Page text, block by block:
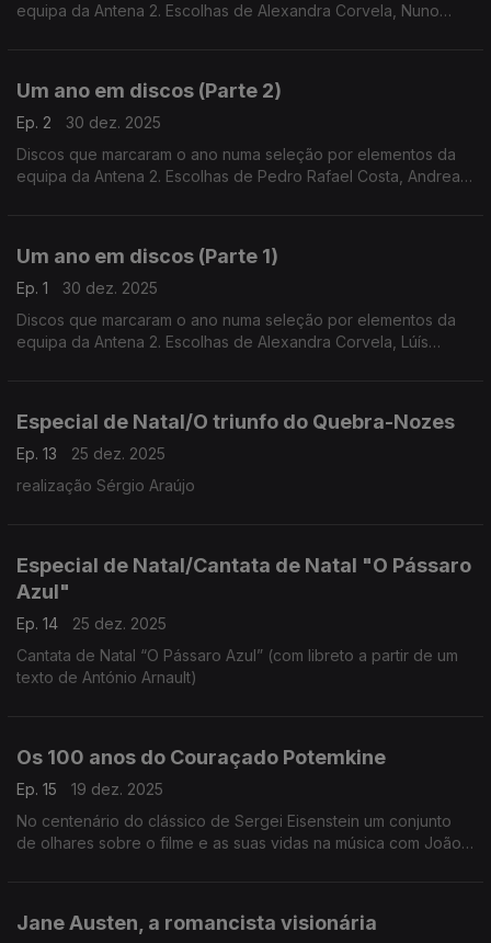
equipa da Antena 2. Escolhas de Alexandra Corvela, Nuno
Um ano em discos (Parte 2)
Ep. 2
30 dez. 2025
Discos que marcaram o ano numa seleção por elementos da
equipa da Antena 2. Escolhas de Pedro Rafael Costa, Andrea
Um ano em discos (Parte 1)
Ep. 1
30 dez. 2025
Discos que marcaram o ano numa seleção por elementos da
equipa da Antena 2. Escolhas de Alexandra Corvela, Lúís
Especial de Natal/O triunfo do Quebra-Nozes
Ep. 13
25 dez. 2025
realização Sérgio Araújo
Especial de Natal/Cantata de Natal "O Pássaro
Azul"
Ep. 14
25 dez. 2025
Cantata de Natal “O Pássaro Azul” (com libreto a partir de um
texto de António Arnault)
Os 100 anos do Couraçado Potemkine
Ep. 15
19 dez. 2025
No centenário do clássico de Sergei Eisenstein um conjunto
de olhares sobre o filme e as suas vidas na música com João
Jane Austen, a romancista visionária